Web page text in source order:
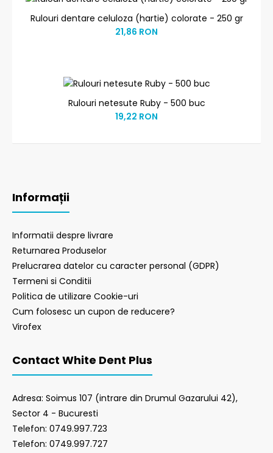
Rulouri dentare celuloza (hartie) colorate - 250 gr
21,86 RON
Rulouri netesute Ruby - 500 buc
19,22 RON
Informații
Informatii despre livrare
Returnarea Produselor
Prelucrarea datelor cu caracter personal (GDPR)
Termeni si Conditii
Politica de utilizare Cookie-uri
Cum folosesc un cupon de reducere?
Virofex
Contact White Dent Plus
Adresa: Soimus 107 (intrare din Drumul Gazarului 42),
Sector 4 - Bucuresti
Telefon: 0749.997.723
Telefon: 0749.997.727